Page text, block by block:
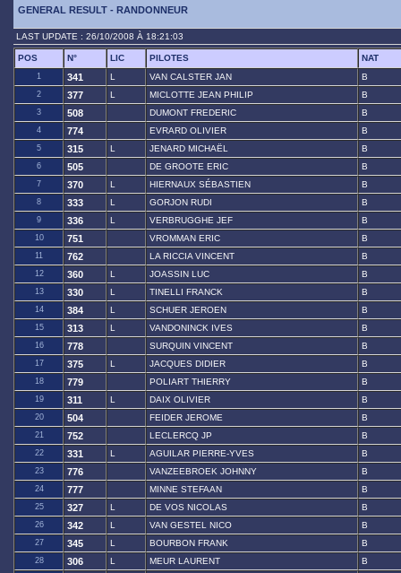
GENERAL RESULT - RANDONNEUR
LAST UPDATE : 26/10/2008 À 18:21:03
POS N° LIC PILOTES NAT
1 341 L VAN CALSTER JAN B
2 377 L MICLOTTE JEAN PHILIP B
3 508 DUMONT FREDERIC B
4 774 EVRARD OLIVIER B
5 315 L JENARD MICHAËL B
6 505 DE GROOTE ERIC B
7 370 L HIERNAUX SÉBASTIEN B
8 333 L GORJON RUDI B
9 336 L VERBRUGGHE JEF B
10 751 VROMMAN ERIC B
11 762 LA RICCIA VINCENT B
12 360 L JOASSIN LUC B
13 330 L TINELLI FRANCK B
14 384 L SCHUER JEROEN B
15 313 L VANDONINCK IVES B
16 778 SURQUIN VINCENT B
17 375 L JACQUES DIDIER B
18 779 POLIART THIERRY B
19 311 L DAIX OLIVIER B
20 504 FEIDER JEROME B
21 752 LECLERCQ JP B
22 331 L AGUILAR PIERRE-YVES B
23 776 VANZEEBROEK JOHNNY B
24 777 MINNE STEFAAN B
25 327 L DE VOS NICOLAS B
26 342 L VAN GESTEL NICO B
27 345 L BOURBON FRANK B
28 306 L MEUR LAURENT B